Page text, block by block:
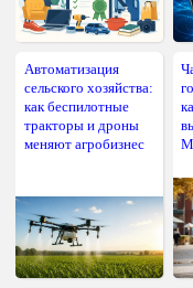
Автоматизация
сельского хозяйства:
как беспилотные
тракторы и дроны
меняют агробизнес